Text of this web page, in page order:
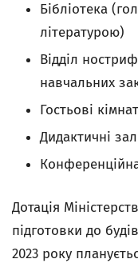
Бібліотека
літературою)
Відділ
навчальних
Гостьові
Дидактичні
Дотація
підготовки до
2023 року